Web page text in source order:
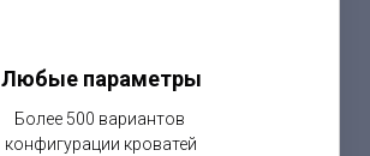
Любые параметры
Более 500 вариантов
конфигурации кроватей